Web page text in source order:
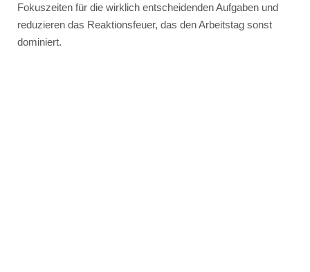
Fokuszeiten für die wirklich entscheidenden Aufgaben und
reduzieren das Reaktionsfeuer, das den Arbeitstag sonst
dominiert.